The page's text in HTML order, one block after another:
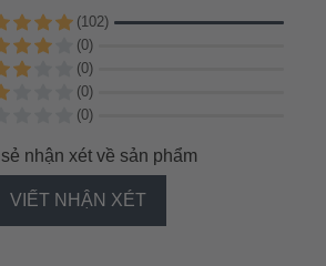
(102)
(0)
(0)
(0)
(0)
nhận xét về sản phẩm
VIẾT NHẬN XÉT